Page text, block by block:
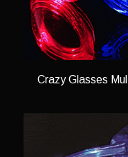
Crazy Glasses